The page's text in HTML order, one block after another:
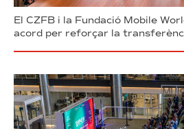
El CZFB i la Fundació Mobile
acord per reforçar la